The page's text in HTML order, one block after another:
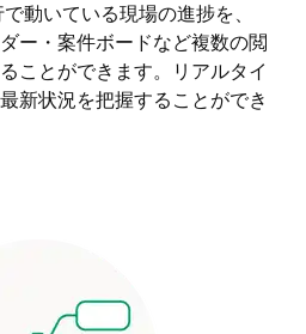
動いている現場の進捗を、
ー・案件ボードなど複数の閲
ことができます。リアルタイ
新状況を把握することができ